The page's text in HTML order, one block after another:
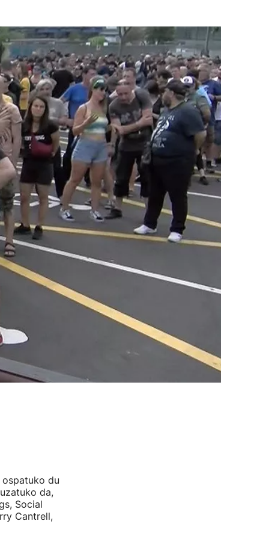
du
da,
Social
Cantrell,